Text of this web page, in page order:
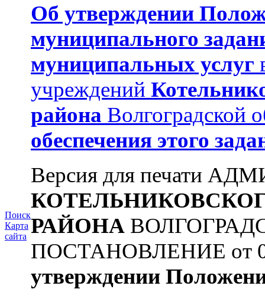
Поиск
Карта
сайта
Об утверждении
муниципального
муниципальных услуг
учреждений
района Волгоградской
обеспечения этого
Версия для печати
РАЙОНА
ПОСТАНОВЛЕНИЕ от
утверждении